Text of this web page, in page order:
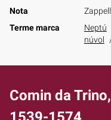
Nota
Terme marca
Neptú
núvol
Comin da